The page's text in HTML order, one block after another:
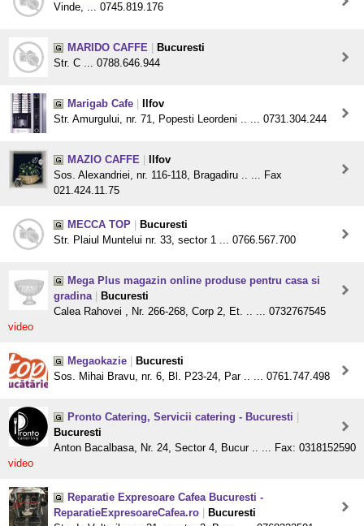
Vinde, ... 0745.819.176
MARIDO CAFFE
Bucuresti
Str. C ... 0788.646.944
Marigab Cafe
Ilfov
Str. Amurgului, nr. 71, Popesti Leordeni .. ... 0731.304.244
MAZIO CAFFE
Ilfov
Sos. Alexandriei, nr. 116-118, Bragadiru .. ... Fax
021.424.11.75
MECCA TOP
Bucuresti
Str. Plaiul Muntelui nr. 33, sector 1 ... 0766.567.700
Mega Plus magazin online produse pentru casa si
gradina
Bucuresti
Calea Rahovei , Nr. 266-268, Corp 2, Et. .. ... 0732767545
video
Megaokazie
Bucuresti
Sos. Mihai Bravu, nr. 6, Bl. P23-24, Par .. ... 0761.747.498
Pronto Catering, Servicii catering - Bucuresti
Bucuresti
Anton Bacalbasa, Nr. 24, Sector 4, Bucur .. ... Fax: 0318152590
video
Reparatie Expresoare Cafea Bucuresti -
ReparatieExpresoareCafea.ro
Bucuresti